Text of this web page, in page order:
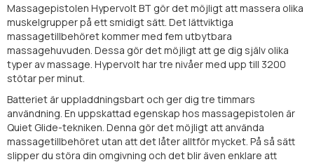
Massagepistolen Hypervolt BT gör det möjligt att massera olika
muskelgrupper på ett smidigt sätt. Det lättviktiga
massagetillbehöret kommer med fem utbytbara
massagehuvuden. Dessa gör det möjligt att ge dig själv olika
typer av massage. Hypervolt har tre nivåer med upp till 3200
stötar per minut.
Batteriet är uppladdningsbart och ger dig tre timmars
användning. En uppskattad egenskap hos massagepistolen är
Quiet Glide-tekniken. Denna gör det möjligt att använda
massagetillbehöret utan att det låter alltför mycket. På så sätt
slipper du störa din omgivning och det blir även enklare att